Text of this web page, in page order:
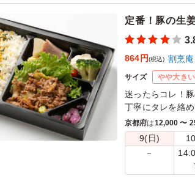
定番！豚の生
864円(税込) 割烹
サイズ やや大きい
迷ったらコレ！豚
丁寧にタレを絡
ひと手間加えた
京都府は12,000 〜
9(日)
－